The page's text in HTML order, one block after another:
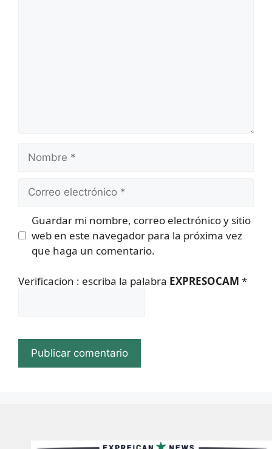
electrónico
Guardar mi nombre, correo electrónico y sitio
web en este navegador para la próxima vez
que haga un comentario.
Verificacion : escriba la palabra EXPRESOCAM *